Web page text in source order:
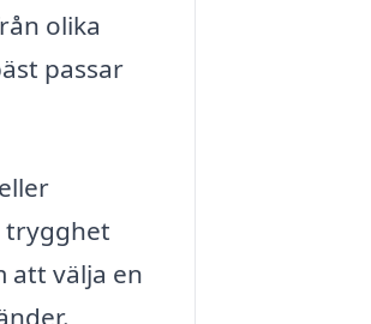
olika
passar
trygghet
att välja en